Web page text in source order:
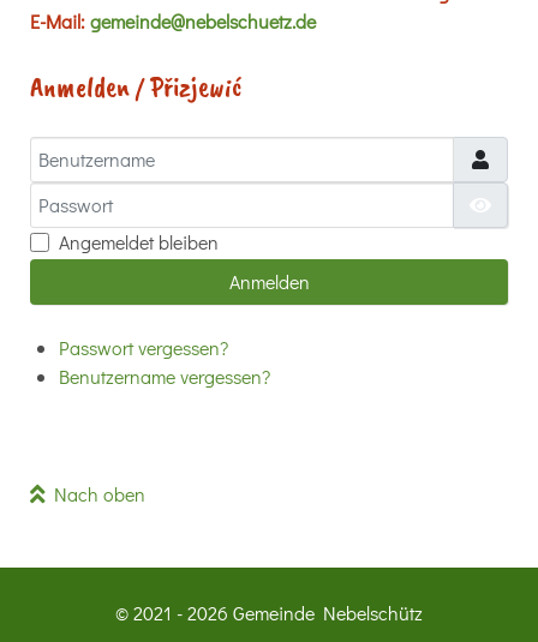
E-Mail:gemeinde@nebelschuetz.de
Anmelden / Přizjewić
Benutzername
Passwort
Angemeldet bleiben
Anmelden
Passwort vergessen?
Benutzername vergessen?
Nach oben
© 2021 - 2026 Gemeinde Nebelschütz